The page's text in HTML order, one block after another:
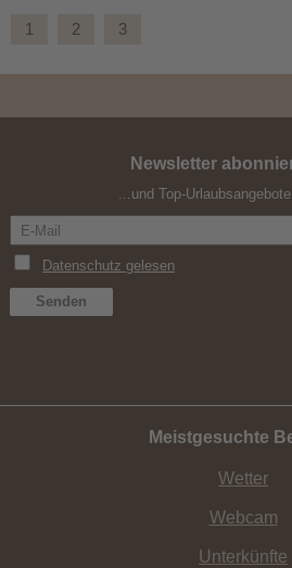
Happy Single
1 2 3
Newsletter
...und Top-
Meistgesuchte
Wetter
Webcam
Unterkünfte